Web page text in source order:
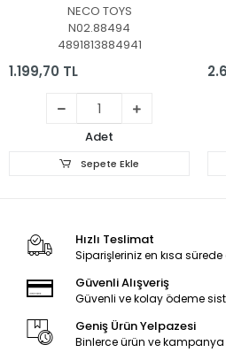
NECO TOYS
N02.88494
4891813884941
1.199,70 TL
Adet
Sepete Ekle
Hızlı Teslimat
Siparişleriniz en kısa sürede
Güvenli Alışveriş
Güvenli ve kolay ödeme
Geniş Ürün Yelpazesi
Binlerce ürün ve